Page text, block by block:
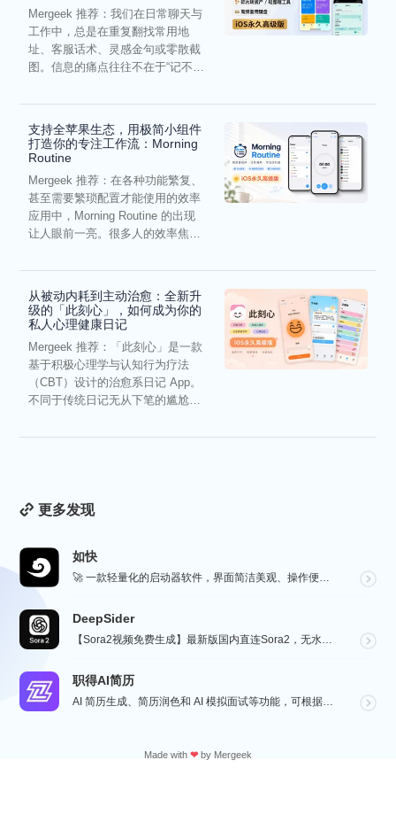
Mergeek 推荐：我们在日常聊天与
工作中，总是在重复翻找常用地
址、客服话术、灵感金句或零散截
图。信息的痛点往往不在于“记不
支持全苹果生态，用极简小组件
打造你的专注工作流：Morning
Routine
Mergeek 推荐：在各种功能繁复、
甚至需要繁琐配置才能使用的效率
应用中，Morning Routine 的出现
让人眼前一亮。很多人的效率焦
从被动内耗到主动治愈：全新升
级的「此刻心」，如何成为你的
私人心理健康日记
Mergeek 推荐：「此刻心」是一款
基于积极心理学与认知行为疗法
（CBT）设计的治愈系日记 App。
不同于传统日记无从下笔的尴尬，
更多发现
如快
🚀 一款轻量化的启动器软件，界面简洁美观、操作便捷，并且支持插件开发。支持全键盘操作。开发者目前处于...
DeepSider
【Sora2视频免费生成】最新版国内直连Sora2，无水印免费使用，无需邀请码，一键生成大片，人物自...
职得AI简历
AI 简历生成、简历润色和 AI 模拟面试等功能，可根据指定的求职岗位，一键快速生成高匹配的简历内容...
Made with ❤ by Mergeek